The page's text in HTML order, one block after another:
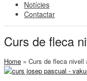
Notícies
Contactar
Curs de fleca
Home » Curs de fleca nivell